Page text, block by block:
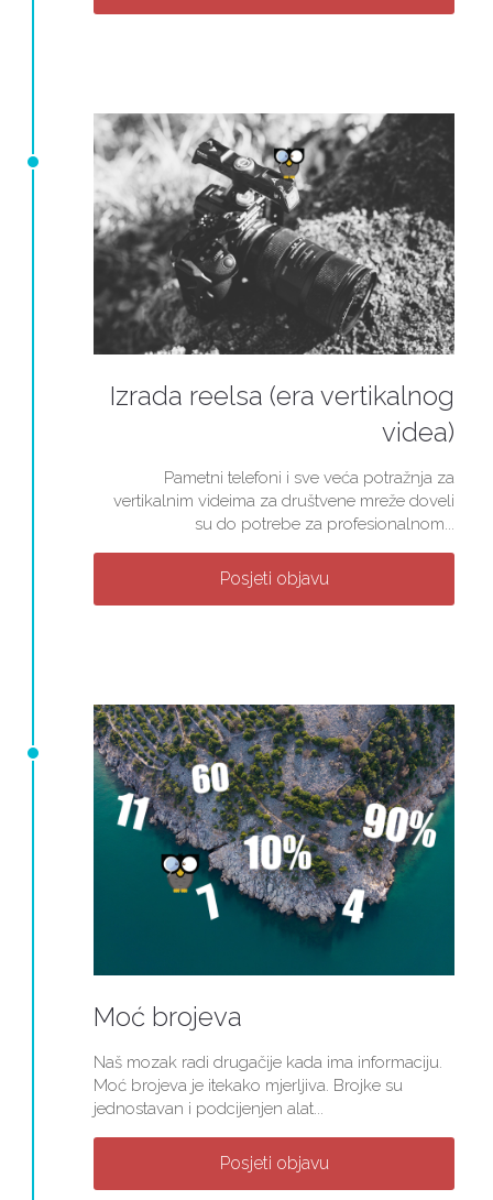
Izrada reelsa (era vertikalnog
videa)
Pametni telefoni i sve veća potražnja za
vertikalnim videima za društvene mreže doveli
su do potrebe za profesionalnom...
Posjeti objavu
Moć brojeva
Naš mozak radi drugačije kada ima informaciju.
Moć brojeva je itekako mjerljiva. Brojke su
jednostavan i podcijenjen alat...
Posjeti objavu